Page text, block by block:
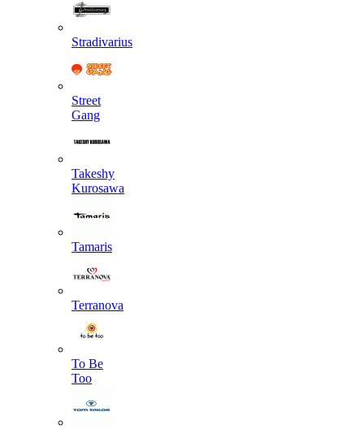
Stradivarius
Street
Gang
Takeshy
Kurosawa
Tamaris
Terranova
To Be
Too